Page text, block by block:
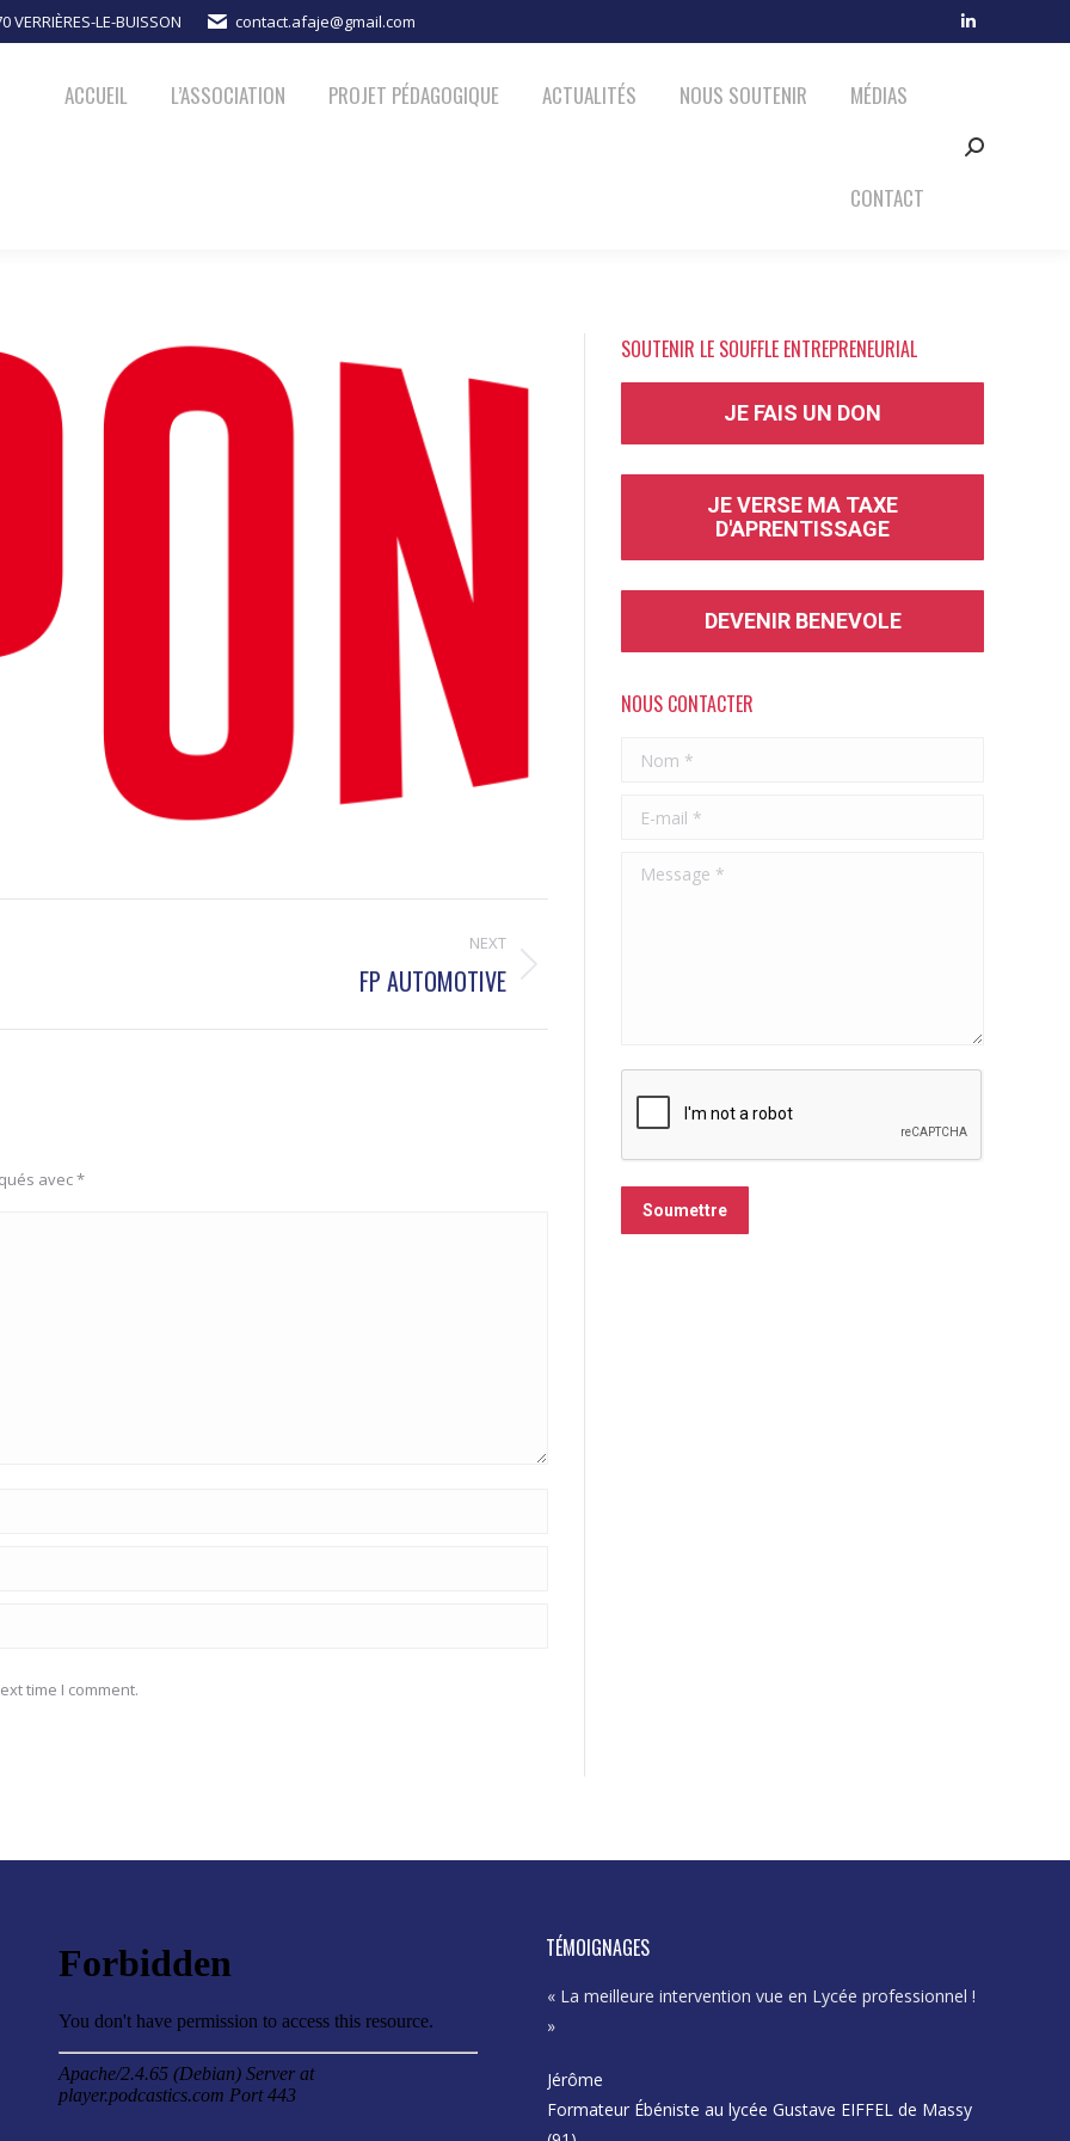
LE-BUISSON contact.afaje@gmail.com
new
ACCUEIL L’ASSOCIATION PROJET PÉDAGOGIQUE ACTUALITÉS NOUS SOUTENIR MÉDIAS
CONTACT
Search:
NEXT
FP AUTOMOTIVE
avec*
time I comment.
SOUTENIR LE SOUFFLE ENTREPRENEURIAL
JE FAIS UN DON
JE VERSE MA TAXE
D'APRENTISSAGE
DEVENIR BENEVOLE
NOUS CONTACTER
Nom *
E-mail *
Message *
Soumettre
TÉMOIGNAGES
de même secteur professionnel et métier est une des
clés de réussite de cette intervention. »
Magali
« La meilleure intervention vue en Lycée professionnel !
»
Jérôme
Formateur Ébéniste au lycée Gustave EIFFEL de Massy
PROJET PÉDAGOGIQUE ACTUALITÉS NOUS SOUTENIR MÉDIAS CONTACT Search: